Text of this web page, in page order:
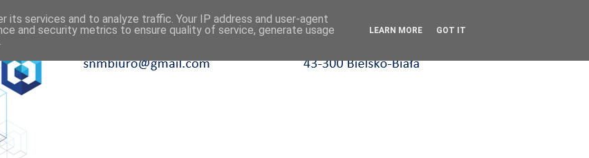
its services and to analyze traffic. Your IP address and user-agent
and security metrics to ensure quality of service, generate usage
LEARN MORE GOT IT